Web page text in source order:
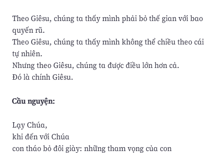
Theo Giêsu, chúng ta thấy mình phải bỏ thế gian với bao
quyến rũ.
Theo Giêsu, chúng ta thấy mình không thể chiều theo cái
tự nhiên.
Nhưng theo Giêsu, chúng ta được điều lớn hơn cả.
Đó là chính Giêsu.
Cầu nguyện:
Lạy Chúa,
khi đến với Chúa
con tháo bỏ đôi giày: những tham vọng của con